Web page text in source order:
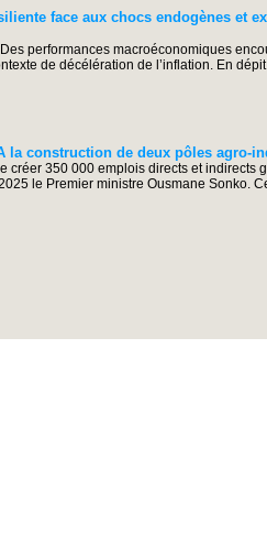
face aux chocs endogènes et
Des performances macroéconomiques
de décélération de l’inflation. En
la construction de deux pôles agro-
créer 350 000 emplois directs et
le Premier ministre Ousmane Sonko.